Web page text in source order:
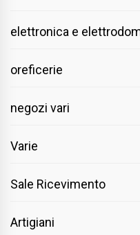
elettronica e
oreficerie
negozi vari
Varie
Sale Ricevimento
Artigiani